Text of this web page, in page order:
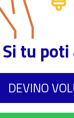
Si tu
DEVINO